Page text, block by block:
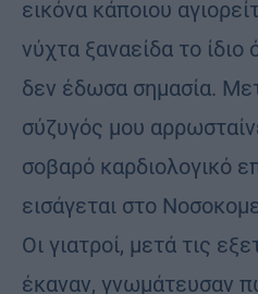
εικόνα κάποιου
νύχτα ξαναείδα το ίδιο
δεν έδωσα σημασία.
σύζυγός μου
σοβαρό καρδιολογικό
εισάγεται στο
Οι γιατροί, μετά τις
έκαναν, γνωμάτευσαν